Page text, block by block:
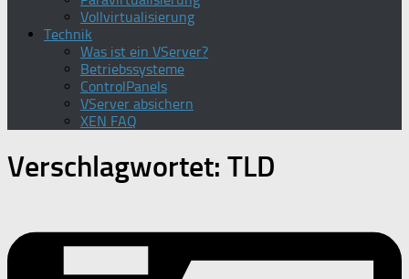
Vollvirtualisierung
Technik
Was ist ein VServer?
Betriebssysteme
ControlPanels
VServer absichern
XEN FAQ
Verschlagwortet: TLD